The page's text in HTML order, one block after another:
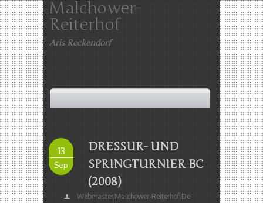
Malchower-
Reiterhof
Aris Reckendorf
13
Sep
DRESSUR- UND
SPRINGTURNIER BC
(2008)
Webmaster.malchower-Reiterhof.de